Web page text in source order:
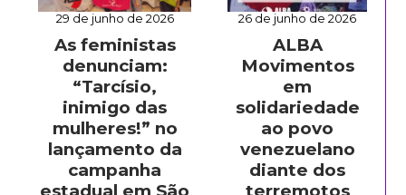
29 de junho de 2026
As feministas
denunciam:
“Tarcísio,
inimigo das
mulheres!” no
lançamento da
campanha
26 de junho de 2026
ALBA
Movimentos
em
solidariedade
ao povo
venezuelano
diante dos